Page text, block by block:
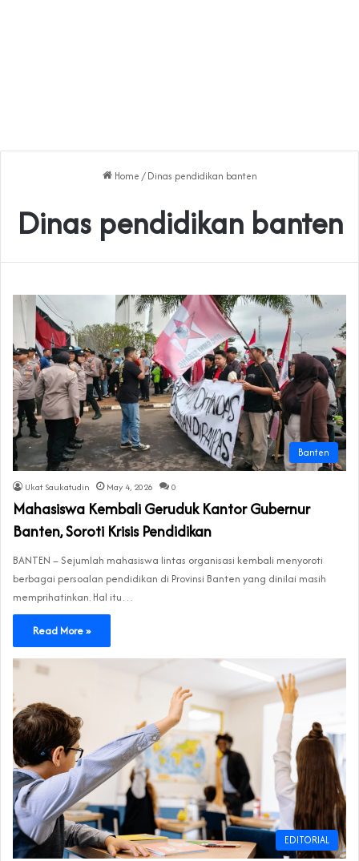
Home / Dinas pendidikan banten
Dinas pendidikan banten
Banten
Ukat Saukatudin May 4, 2026 0
Mahasiswa Kembali Geruduk Kantor Gubernur
Banten, Soroti Krisis Pendidikan
BANTEN – Sejumlah mahasiswa lintas organisasi kembali menyoroti
berbagai persoalan pendidikan di Provinsi Banten yang dinilai masih
memprihatinkan. Hal itu…
Read More »
EDITORIAL